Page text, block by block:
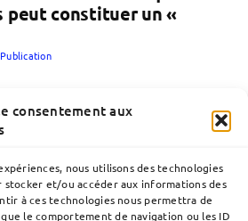
consentement aux
nous utilisons des technologies
stocker et/ou accéder aux informations des
à ces technologies nous permettra de
le comportement de navigation ou les ID
peut constituer un «
Publication